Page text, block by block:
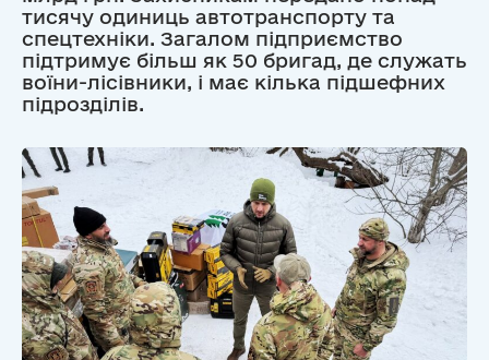
тисячу одиниць автотранспорту та
спецтехніки. Загалом підприємство
підтримує більш як 50 бригад, де служать
воїни-лісівники, і має кілька підшефних
підрозділів.